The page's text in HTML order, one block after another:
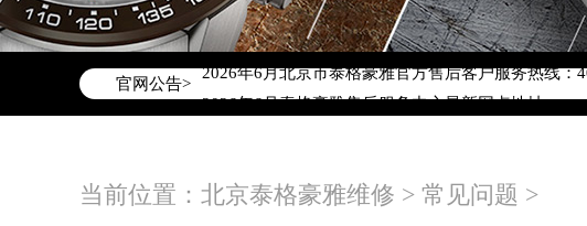
官网公告>
2026年6月泰格豪雅北京市售后服务网络优化升级公
2026年6月北京市泰格豪雅官方售后客户服务热线：
2026年6月泰格豪雅售后服务中心最新网点地址：
北京市朝阳区建国门外大街甲6号华熙国际中心D座
当前位置： 北京泰格豪雅维修 > 常见问题 >